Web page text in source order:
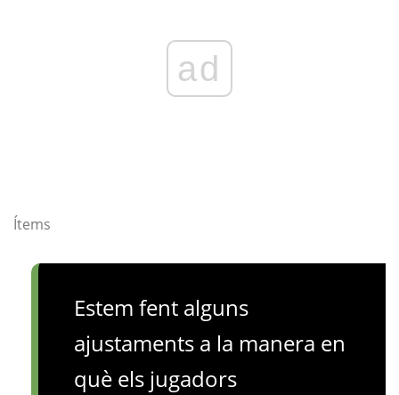
ad
Ítems
Estem fent alguns
ajustaments a la manera en
què els jugadors